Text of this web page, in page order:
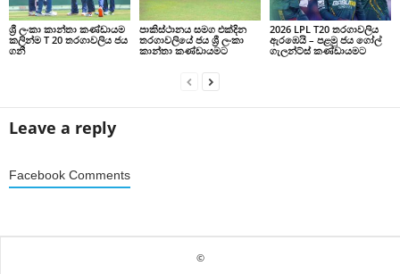
ශ්‍රී ලංකා කාන්තා කණ්ඩායම
කලින්ම T 20 තරගාවලිය ජය
ගනී
පාකිස්ථානය සමග එක්දින
තරගාවලියේ ජය ශ්‍රී ලංකා
කාන්තා කණ්ඩායමට
2026 LPL T20 තරගාවලිය
ඇරඹෙයි – පළමු ජය ගෝල්
ගැලන්ට්ස් කණ්ඩායමට
Leave a reply
Facebook Comments
©